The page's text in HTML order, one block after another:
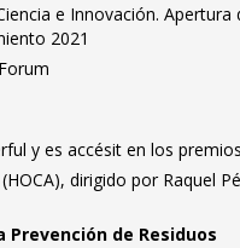
e Innovación.
2021
y es accésit en los
dirigido por Raquel
Prevención de Residuos